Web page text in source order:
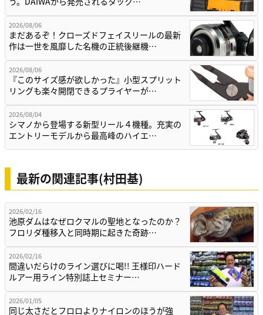
2026/08/06
まだあるぞ！クローズドフェイスリールの最新
作は一世を風靡した名機の正統後継機…
2026/08/06
『このサイズ感が欲しかった』小型スプリット
リングも楽々開閉できるプライヤーが…
2026/08/04
シマノから登場する新型リール４機種。充実の
エントリーモデルから最高峰のハイエ…
最新の関連記事(村田基)
2026/02/16
池原ダムはなぜロクマルの聖地となったのか？
フロリダ種移入と同時期に起きた奇跡…
2026/02/16
間違いだらけのライン選びに喝!! 王様印ハード
ルアー用ライン特別誌上セミナー…
2026/01/05
同じ太さだとフロロよりナイロンのほうが強